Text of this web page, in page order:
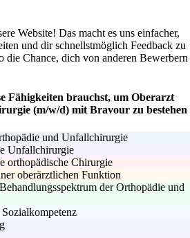
Website! Das macht es uns einfacher,
und dir schnellstmöglich Feedback zu
die Chance, dich von anderen Bewerbern
Fähigkeiten brauchst, um Oberarzt
(m/w/d) mit Bravour zu bestehen
und Unfallchirurgie
Unfallchirurgie
orthopädische Chirurgie
oberärztlichen Funktion
der Orthopädie und